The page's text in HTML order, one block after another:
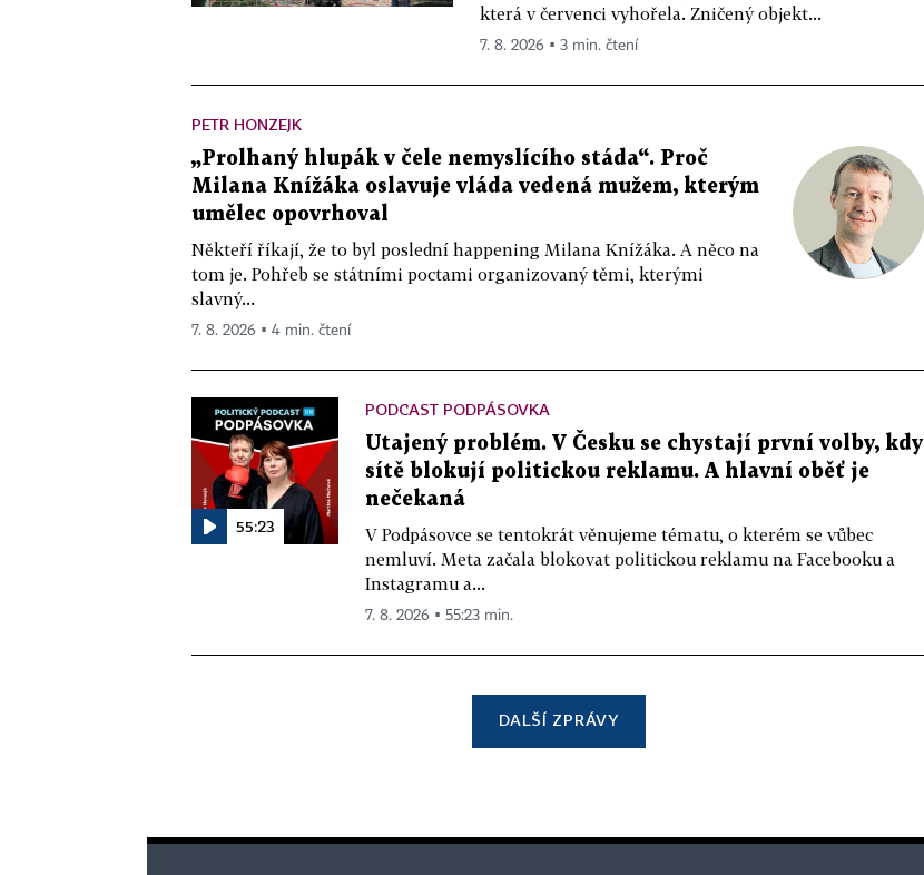
která v červenci vyhořela. Zničený objekt...
7. 8. 2026 ▪ 3 min. čtení
PETR HONZEJK
„Prolhaný hlupák v čele nemyslícího stáda“. Proč
Milana Knížáka oslavuje vláda vedená mužem, kterým
umělec opovrhoval
Někteří říkají, že to byl poslední happening Milana Knížáka. A něco na
tom je. Pohřeb se státními poctami organizovaný těmi, kterými
slavný...
7. 8. 2026 ▪ 4 min. čtení
55:23
PODCAST PODPÁSOVKA
Utajený problém. V Česku se chystají první volby, kdy
sítě blokují politickou reklamu. A hlavní oběť je
nečekaná
V Podpásovce se tentokrát věnujeme tématu, o kterém se vůbec
nemluví. Meta začala blokovat politickou reklamu na Facebooku a
Instagramu a...
7. 8. 2026 ▪ 55:23 min.
DALŠÍ ZPRÁVY